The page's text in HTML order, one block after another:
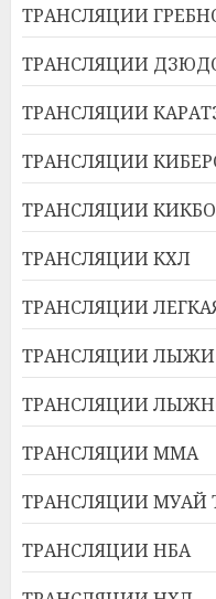
ТРАНСЛЯЦИИ
ТРАНСЛЯЦИИ
ТРАНСЛЯЦИИ
ТРАНСЛЯЦИИ
ТРАНСЛЯЦИИ
ТРАНСЛЯЦИИ КХЛ
ТРАНСЛЯЦИИ
ТРАНСЛЯЦИИ ЛЫЖИ
ТРАНСЛЯЦИИ
ТРАНСЛЯЦИИ ММА
ТРАНСЛЯЦИИ МУАЙ
ТРАНСЛЯЦИИ НБА